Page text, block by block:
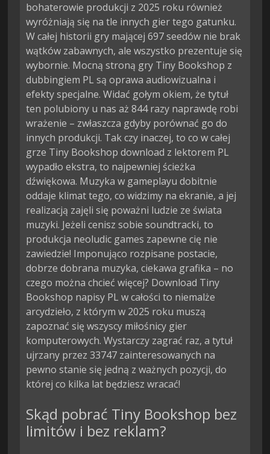
bohaterowie produkcji z 2025 roku również
wyróżniają się na tle innych gier tego gatunku.
W całej historii gry mającej 697 seedów nie brak
wątków zabawnych, ale wszystko prezentuje się
wybornie. Mocną stroną gry Tiny Bookshop z
dubbingiem PL są oprawa audiowizualna i
efekty specjalne. Widać gołym okiem, że tytuł
ten polubiony u nas aż 844 razy naprawdę robi
wrażenie – zwłaszcza gdyby porównać go do
innych produkcji. Tak czy inaczej, to co w całej
grze Tiny Bookshop download z lektorem PL
wypadło ekstra, to najpewniej ścieżka
dźwiękowa. Muzyka w gameplayu dobitnie
oddaje klimat tego, co widzimy na ekranie, a jej
realizacją zajęli się poważni ludzie ze świata
muzyki. Jeżeli cenisz sobie soundtracki, to
produkcja neoludic games zapewne cię nie
zawiedzie! Imponująco rozpisane postacie,
dobrze dobrana muzyka, ciekawa grafika – no
czego można chcieć więcej? Download Tiny
Bookshop napisy PL w całości to niemalże
arcydzieło, z którym w 2025 roku muszą
zapoznać się wszyscy miłośnicy gier
komputerowych. Wystarczy zagrać raz, a tytuł
ujrzany przez 33747 zainteresowanych na
pewno stanie się jedną z ważnych pozycji, do
której co kilka lat będziesz wracać!
Skąd pobrać Tiny Bookshop bez
limitów i bez reklam?